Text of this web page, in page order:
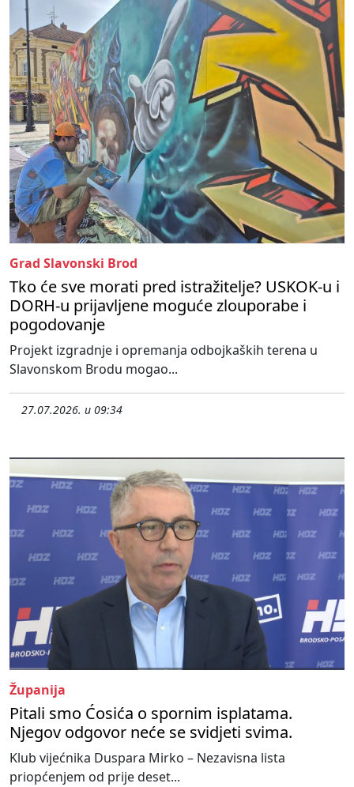
Grad Slavonski Brod
Tko će sve morati pred istražitelje? USKOK-u i
DORH-u prijavljene moguće zlouporabe i
pogodovanje
Projekt izgradnje i opremanja odbojkaških terena u
Slavonskom Brodu mogao...
27.07.2026. u 09:34
Županija
Pitali smo Ćosića o spornim isplatama.
Njegov odgovor neće se svidjeti svima.
Klub vijećnika Duspara Mirko – Nezavisna lista
priopćenjem od prije deset...